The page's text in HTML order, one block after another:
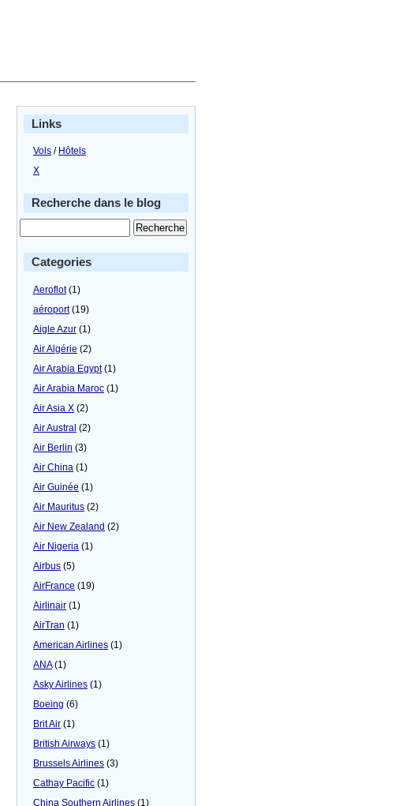
Links
Vols / Hôtels
X
Recherche dans le blog
Categories
Aeroflot(1)
aéroport(19)
Aigle Azur (1)
Air Algérie (2)
Air Arabia Egypt(1)
Air Arabia Maroc (1)
Air Asia X (2)
Air Austral (2)
Air Berlin (3)
Air China (1)
Air Guinée (1)
Air Mauritus (2)
Air New Zealand (2)
Air Nigeria (1)
Airbus (5)
AirFrance (19)
Airlinair (1)
AirTran (1)
American Airlines (1)
ANA(1)
Asky Airlines (1)
Boeing (6)
Brit Air (1)
British Airways (1)
Brussels Airlines (3)
Cathay Pacific (1)
China Southern Airlines (1)